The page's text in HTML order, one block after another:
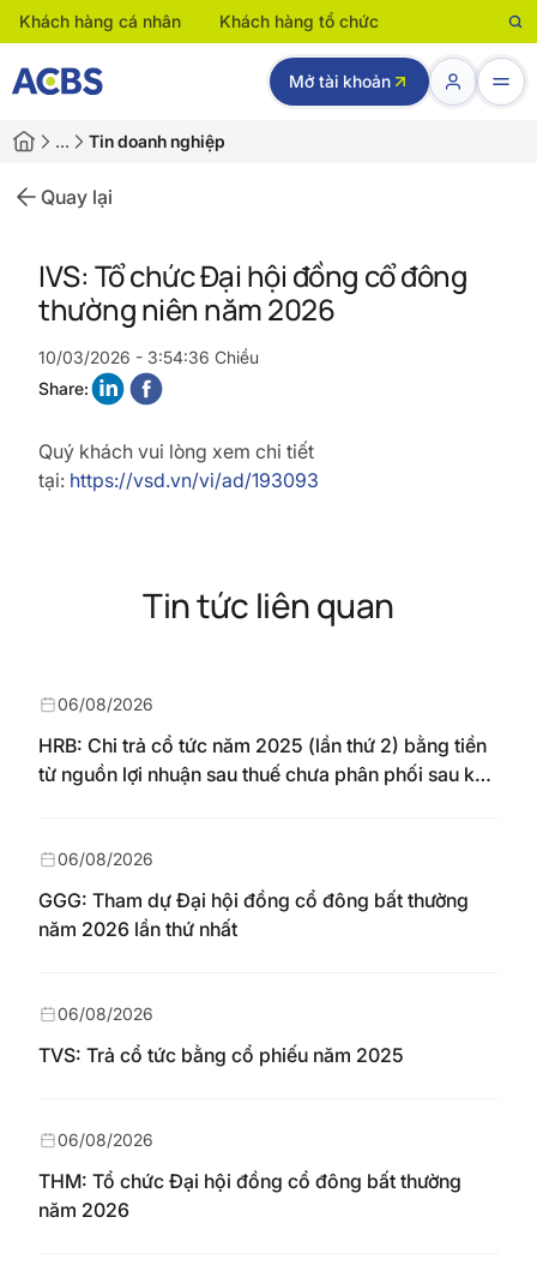
Khách hàng cá nhân Khách hàng tổ chức
Mở tài khoản
… Tin doanh nghiệp
Quay lại
IVS: Tổ chức Đại hội đồng cổ đông
thường niên năm 2026
10/03/2026 - 3:54:36 Chiều
Share:
Quý khách vui lòng xem chi tiết
tại: https://vsd.vn/vi/ad/193093
Tin tức liên quan
HRB: Chi trả cổ tức năm 2025 (lần thứ 2) bằng tiền
từ nguồn lợi nhuận sau thuế chưa phân phối sau khi
ngày 04/08/2026
06/08/2026
GGG: Tham dự Đại hội đồng cổ đông bất thường
năm 2026 lần thứ nhất
06/08/2026
TVS: Trả cổ tức bằng cổ phiếu năm 2025
06/08/2026
THM: Tổ chức Đại hội đồng cổ đông bất thường
năm 2026
06/08/2026